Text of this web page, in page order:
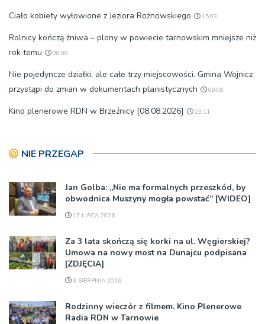
Ciało kobiety wyłowione z Jeziora Rożnowskiego 15:03
Rolnicy kończą żniwa – plony w powiecie tarnowskim mniejsze niż
rok temu
08:08
Nie pojedyncze działki, ale całe trzy miejscowości. Gmina Wojnicz
przystąpi do zmian w dokumentach planistycznych
08:08
Kino plenerowe RDN w Brzeźnicy [08.08.2026] 23:11
NIE PRZEGAP
Jan Golba: „Nie ma formalnych przeszkód, by
obwodnica Muszyny mogła powstać” [WIDEO]
17 LIPCA 2026
Za 3 lata skończą się korki na ul. Węgierskiej?
Umowa na nowy most na Dunajcu podpisana
[ZDJĘCIA]
3 SIERPNIA 2026
Rodzinny wieczór z filmem. Kino Plenerowe
Radia RDN w Tarnowie